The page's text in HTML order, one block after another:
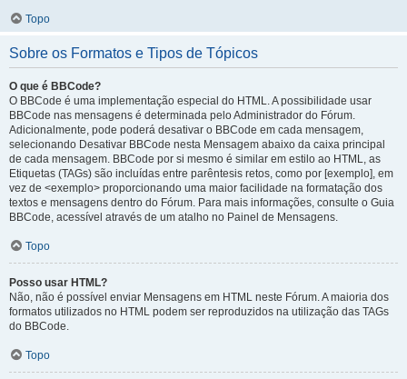
Topo
Sobre os Formatos e Tipos de Tópicos
O que é BBCode?
O BBCode é uma implementação especial do HTML. A possibilidade usar
BBCode nas mensagens é determinada pelo Administrador do Fórum.
Adicionalmente, pode poderá desativar o BBCode em cada mensagem,
selecionando Desativar BBCode nesta Mensagem abaixo da caixa principal
de cada mensagem. BBCode por si mesmo é similar em estilo ao HTML, as
Etiquetas (TAGs) são incluídas entre parêntesis retos, como por [exemplo], em
vez de <exemplo> proporcionando uma maior facilidade na formatação dos
textos e mensagens dentro do Fórum. Para mais informações, consulte o Guia
BBCode, acessível através de um atalho no Painel de Mensagens.
Topo
Posso usar HTML?
Não, não é possível enviar Mensagens em HTML neste Fórum. A maioria dos
formatos utilizados no HTML podem ser reproduzidos na utilização das TAGs
do BBCode.
Topo